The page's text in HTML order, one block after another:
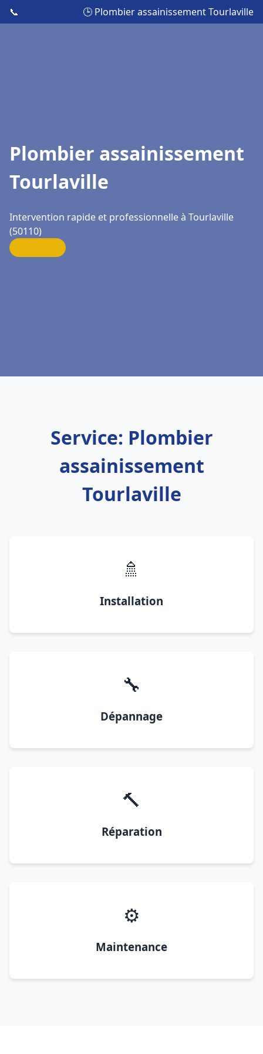
📞 🕒 Plombier assainissement Tourlaville
Plombier assainissement
Tourlaville
Intervention rapide et professionnelle à Tourlaville
(50110)
Service: Plombier
assainissement
Tourlaville
🚿
Installation
🔧
Dépannage
🔨
Réparation
⚙️
Maintenance